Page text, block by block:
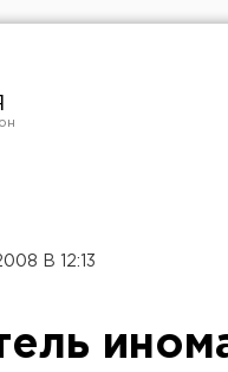
В 12:13